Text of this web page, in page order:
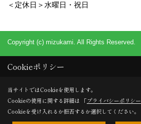
＜定休日＞水曜日・祝日
Copyright (c) mizukami. All Rights Reserved.
Cookieポリシー
当サイトではCookieを使用します。
Cookieの使用に関する詳細は 「プライバシーポリシー
Cookieを受け入れるか拒否するか選択してください。